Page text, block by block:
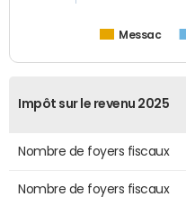
Messac
Impôt sur le revenu 2025
Nombre de foyers fiscaux
Nombre de foyers fiscaux